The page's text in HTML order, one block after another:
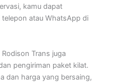
kamu dapat
atau WhatsApp di
Trans juga
pengiriman paket kilat.
dan harga yang bersaing,